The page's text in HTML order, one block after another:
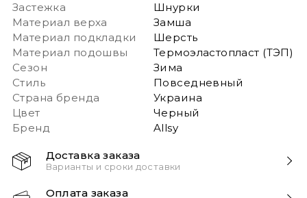
Застежка
Шнурки
Материал верха
Замша
Материал подкладки
Шерсть
Материал подошвы
Термоэластопласт (ТЭП)
Сезон
Зима
Стиль
Повседневный
Страна бренда
Украина
Цвет
Черный
Бренд
Allsy
Доставка заказа
Варианты и сроки доставки
заказа!Оплата заказа